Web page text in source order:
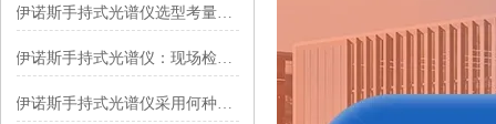
伊诺斯手持式光谱仪选型考量与选购指南
伊诺斯手持式光谱仪：现场检测的“移动分析站”​
伊诺斯手持式光谱仪采用何种光谱分析技术？